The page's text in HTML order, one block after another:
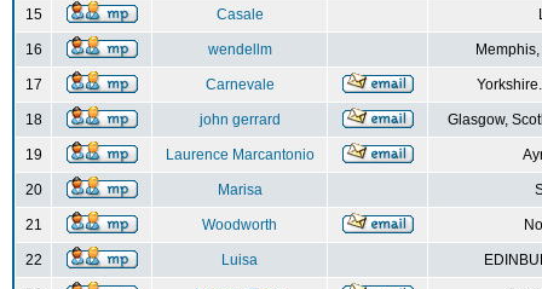
15 Casale
16 wendellm
17 Carnevale
18 john gerrard Glasgow,
19 Laurence Marcantonio
20 Marisa
21 Woodworth
22 Luisa